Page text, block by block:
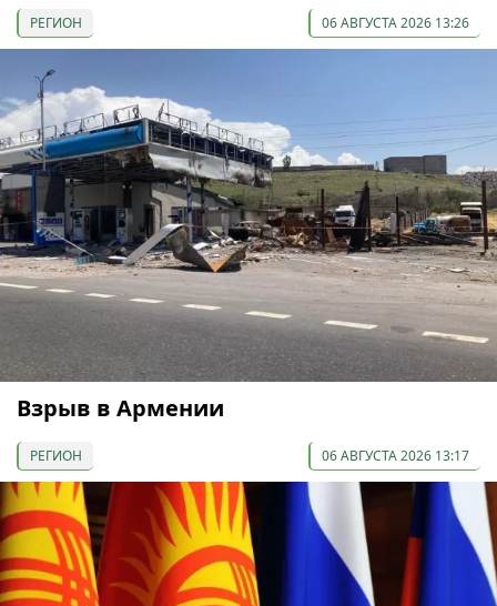
РЕГИОН 06 АВГУСТА 2026 13:26
Взрыв в Армении
РЕГИОН 06 АВГУСТА 2026 13:17